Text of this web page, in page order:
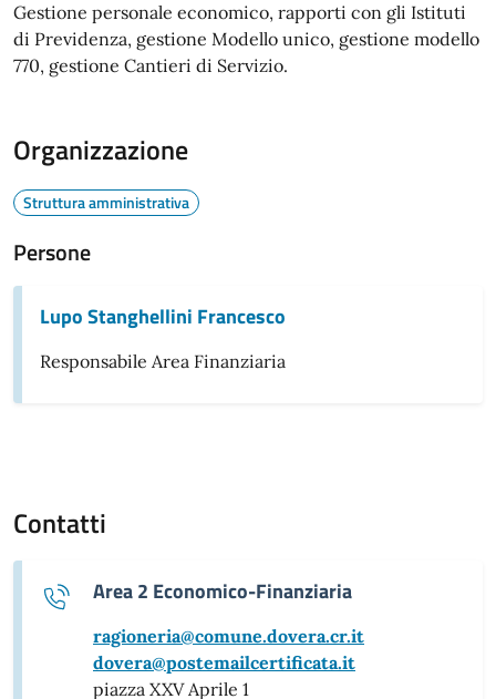
Gestione personale economico, rapporti con gli Istituti
di Previdenza, gestione Modello unico, gestione modello
770, gestione Cantieri di Servizio.
Organizzazione
Struttura amministrativa
Persone
Lupo Stanghellini Francesco
Responsabile Area Finanziaria
Contatti
Area 2 Economico-Finanziaria
ragioneria@comune.dovera.cr.it
dovera@postemailcertificata.it
piazza XXV Aprile 1